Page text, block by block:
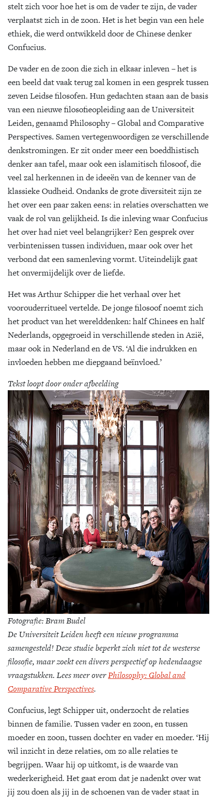
stelt zich voor hoe het is om de vader te zijn, de vader
verplaatst zich in de zoon. Het is het begin van een hele
ethiek, die werd ontwikkeld door de Chinese denker
Confucius.
De vader en de zoon die zich in elkaar inleven – het is
een beeld dat vaak terug zal komen in een gesprek tussen
zeven Leidse filosofen. Hun gedachten staan aan de basis
van een nieuwe filosofieopleiding aan de Universiteit
Leiden, genaamd Philosophy – Global and Comparative
Perspectives. Samen vertegenwoordigen ze verschillende
denkstromingen. Er zit onder meer een boeddhistisch
denker aan tafel, maar ook een islamitisch filosoof, die
veel zal herkennen in de ideeën van de kenner van de
klassieke Oudheid. Ondanks de grote diversiteit zijn ze
het over een paar zaken eens: in relaties overschatten we
vaak de rol van gelijkheid. Is die inleving waar Confucius
het over had niet veel belangrijker? Een gesprek over
verbintenissen tussen individuen, maar ook over het
verbond dat een samenleving vormt. Uiteindelijk gaat
het onvermijdelijk over de liefde.
Het was Arthur Schipper die het verhaal over het
voorouderritueel vertelde. De jonge filosoof noemt zich
het product van het werelddenken: half Chinees en half
Nederlands, opgegroeid in verschillende steden in Azië,
maar ook in Nederland en de VS. ‘Al die indrukken en
invloeden hebben me diepgaand beïnvloed.’
Tekst loopt door onder afbeelding
Fotografie: Bram Budel
De Universiteit Leiden heeft een nieuw programma
samengesteld! Deze studie beperkt zich niet tot de westerse
filosofie, maar zoekt een divers perspectief op hedendaagse
vraagstukken. Lees meer overPhilosophy: Global and
Comparative Perspectives.
Confucius, legt Schipper uit, onderzocht de relaties
binnen de familie. Tussen vader en zoon, en tussen
moeder en zoon, tussen dochter en vader en moeder. ‘Hij
wil inzicht in deze relaties, om zo alle relaties te
begrijpen. Waar hij op uitkomt, is de waarde van
wederkerigheid. Het gaat erom dat je nadenkt over wat
jij zou doen als jij in de schoenen van de vader staat in